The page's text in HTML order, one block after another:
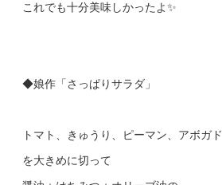
これでも十分美味しかったよ✨
◆娘作「さっぱりサラダ」
トマト、きゅうり、ピーマン、アボガド
を大きめに切って